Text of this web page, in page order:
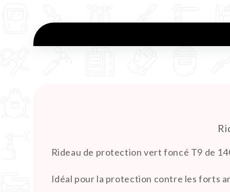
Rideau de protection vert foncé T9 de
Idéal pour la protection contre les forts